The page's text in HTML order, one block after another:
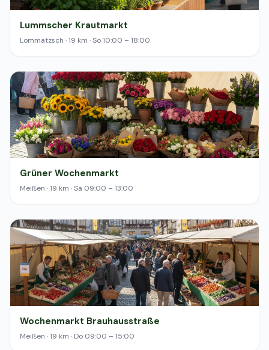
Lummscher Krautmarkt
Lommatzsch · 19 km · So 10:00 – 18:00
Grüner Wochenmarkt
Meißen · 19 km · Sa 09:00 – 13:00
Wochenmarkt Brauhausstraße
Meißen · 19 km · Do 09:00 – 15:00